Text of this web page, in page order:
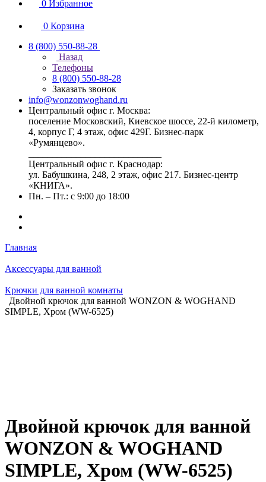
0 Избранное
0 Корзина
8 (800) 550-88-28
Назад
Телефоны
8 (800) 550-88-28
Заказать звонок
info@wonzonwoghand.ru
Центральный офис г. Москва:
поселение Московский, Киевское шоссе, 22-й километр,
4, корпус Г, 4 этаж, офис 429Г. Бизнес-парк
«Румянцево».
Центральный офис г. Краснодар:
ул. Бабушкина, 248, 2 этаж, офис 217. Бизнес-центр
«КНИГА».
Пн. – Пт.: с 9:00 до 18:00
Главная
Аксессуары для ванной
Крючки для ванной комнаты
Двойной крючок для ванной WONZON & WOGHAND
SIMPLE, Хром (WW-6525)
Двойной крючок для ванной
WONZON & WOGHAND
SIMPLE, Хром (WW-6525)